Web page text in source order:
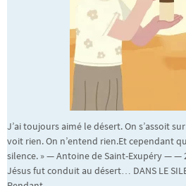
J’ai toujours aimé le désert. On s’assoit
voit rien. On n’entend rien.Et cependant
silence. » — Antoine de Saint-Exupéry — —
Jésus fut conduit au désert… DANS LE